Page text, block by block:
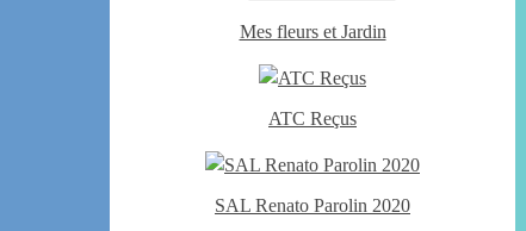
Mes fleurs et Jardin
ATC Reçus
SAL Renato Parolin 2020